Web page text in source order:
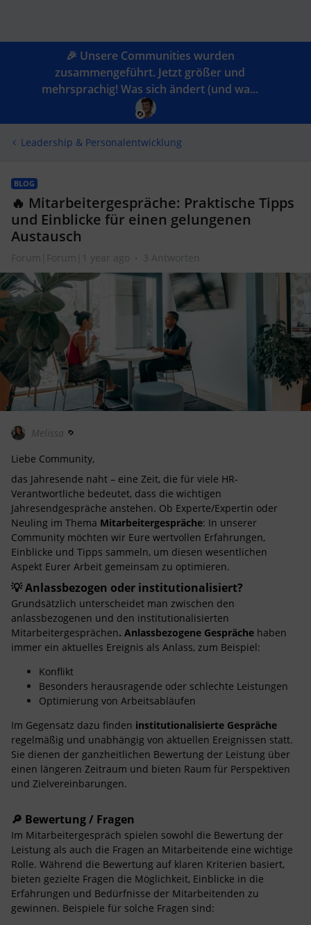
🎉 Unsere Communities wurden
zusammengeführt. Jetzt größer und
mehrsprachig! Was sich ändert (und wa...
Leadership & Personalentwicklung
BLOG
🔥 Mitarbeitergespräche: Praktische Tipps
und Einblicke für einen gelungenen
Austausch
Forum|Forum|1 year ago 3 Antworten
Melissa
Liebe Community,
das Jahresende naht – eine Zeit, die für viele HR-
Verantwortliche bedeutet, dass die wichtigen
Jahresendgespräche anstehen. Ob Experte/Expertin oder
Neuling im Thema Mitarbeitergespräche: In unserer
Community möchten wir Eure wertvollen Erfahrungen,
Einblicke und Tipps sammeln, um diesen wesentlichen
Aspekt Eurer Arbeit gemeinsam zu optimieren.
💡 Anlassbezogen oder institutionalisiert?
Grundsätzlich unterscheidet man zwischen den
anlassbezogenen und den institutionalisierten
Mitarbeitergesprächen. Anlassbezogene Gespräche haben
immer ein aktuelles Ereignis als Anlass, zum Beispiel:
Konflikt
Besonders herausragende oder schlechte Leistungen
Optimierung von Arbeitsabläufen
Im Gegensatz dazu finden institutionalisierte Gespräche
regelmäßig und unabhängig von aktuellen Ereignissen statt.
Sie dienen der ganzheitlichen Bewertung der Leistung über
einen längeren Zeitraum und bieten Raum für Perspektiven
und Zielvereinbarungen.
🔎 Bewertung / Fragen
Im Mitarbeitergespräch spielen sowohl die Bewertung der
Leistung als auch die Fragen an Mitarbeitende eine wichtige
Rolle. Während die Bewertung auf klaren Kriterien basiert,
bieten gezielte Fragen die Möglichkeit, Einblicke in die
Erfahrungen und Bedürfnisse der Mitarbeitenden zu
gewinnen. Beispiele für solche Fragen sind: